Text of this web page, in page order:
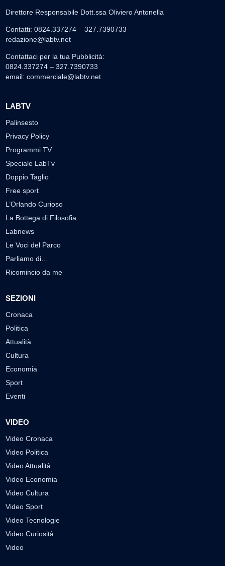
Direttore Responsabile Dott.ssa Oliviero Antonella
Contatti: 0824.337274 – 327.7390733
redazione@labtv.net
Contattaci per la tua Pubblicità:
0824.337274 – 327.7390733
email: commerciale@labtv.net
LABTV
Palinsesto
Privacy Policy
Programmi TV
Speciale LabTv
Doppio Taglio
Free sport
L’Orlando Curioso
La Bottega di Filosofia
Labnews
Le Voci del Parco
Parliamo di…
Ricomincio da me
SEZIONI
Cronaca
Politica
Attualità
Cultura
Economia
Sport
Eventi
VIDEO
Video Cronaca
Video Politica
Video Attualità
Video Economia
Video Cultura
Video Sport
Video Tecnologie
Video Curiosità
Video